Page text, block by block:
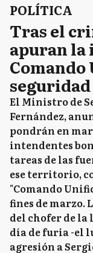
POLÍTICA
Tras el
apuran la
Comando
El Ministro de
Fernández,
pondrán en
intendentes
tareas de las
ese territorio,
"Comando
fines de marzo.
del chofer de la
día de furia -el
agresión a